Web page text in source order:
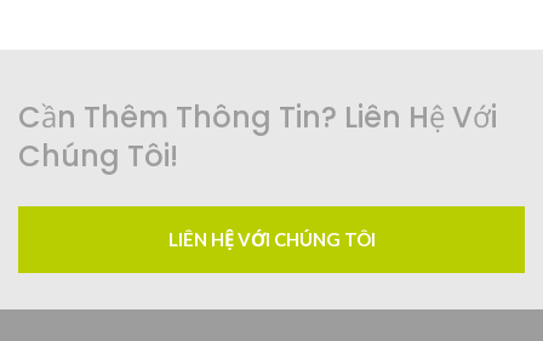
Cần Thêm Thông Tin? Liên Hệ Với
Chúng Tôi!
LIÊN HỆ VỚI CHÚNG TÔI